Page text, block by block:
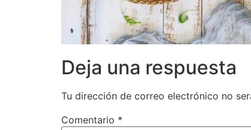
Deja una respuesta
Tu dirección de correo electrónico no
Comentario *